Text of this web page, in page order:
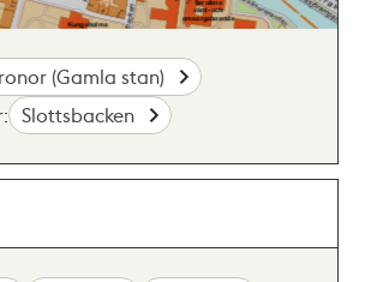
(Gamla stan)
Slottsbacken